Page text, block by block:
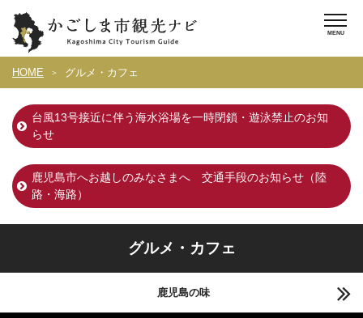
HOME グルメ・カフェ
台風13号接近に伴う海水浴場を一時閉鎖・遊泳禁止のお知
らせ
鹿児島市へお越しのみなさまへ 交通手段のお知らせ（陸
路・海路）
グルメ・カフェ
鹿児島の味